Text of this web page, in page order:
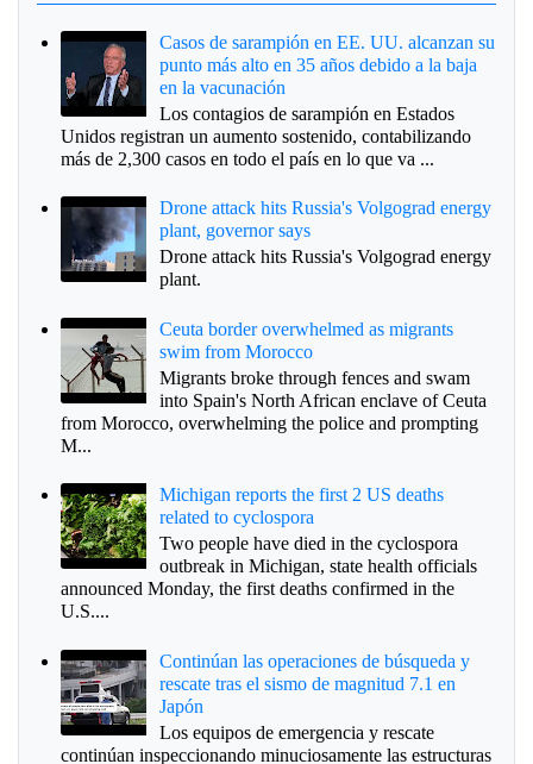
Casos de sarampión en EE. UU. alcanzan su
punto más alto en 35 años debido a la baja
en la vacunación
Los contagios de sarampión en Estados
Unidos registran un aumento sostenido, contabilizando
más de 2,300 casos en todo el país en lo que va ...
Drone attack hits Russia's Volgograd energy
plant, governor says
Drone attack hits Russia's Volgograd energy
plant.
Ceuta border overwhelmed as migrants
swim from Morocco
Migrants broke through fences and swam
into Spain's North African enclave of Ceuta
from Morocco, overwhelming the police and prompting
M...
Michigan reports the first 2 US deaths
related to cyclospora
Two people have died in the cyclospora
outbreak in Michigan, state health officials
announced Monday, the first deaths confirmed in the
U.S....
Continúan las operaciones de búsqueda y
rescate tras el sismo de magnitud 7.1 en
Japón
Los equipos de emergencia y rescate
continúan inspeccionando minuciosamente las estructuras